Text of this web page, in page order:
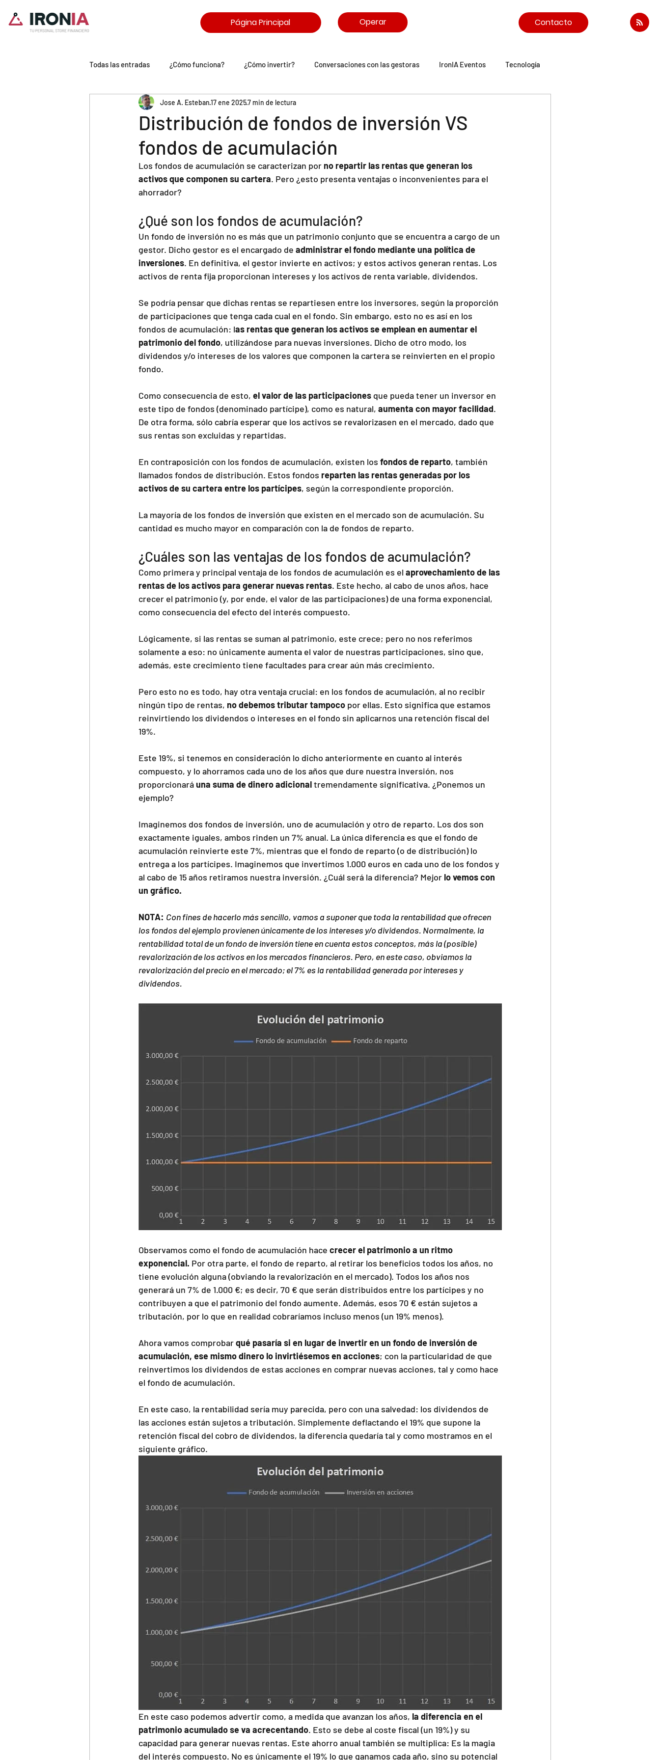
Página Principal Operar Contacto
Todas las entradas ¿Cómo funciona? ¿Cómo invertir? Conversaciones con las gestoras IronIA Eventos Tecnología
Tecnología IronIA Universo Parasitrón Comunidad IronIA
Distribución de fondos de inversión VS
fondos de acumulación
Jose A. Esteban17 ene 20257 min de lectura
Los fondos de acumulación se caracterizan por no repartir las rentas que generan los
activos que componen su cartera. Pero ¿esto presenta ventajas o inconvenientes para el
ahorrador?
¿Qué son los fondos de acumulación?
Un fondo de inversión no es más que un patrimonio conjunto que se encuentra a cargo de un
gestor. Dicho gestor es el encargado de administrar el fondo mediante una política de
inversiones. En definitiva, el gestor invierte en activos; y estos activos generan rentas. Los
activos de renta fija proporcionan intereses y los activos de renta variable, dividendos.
Se podría pensar que dichas rentas se repartiesen entre los inversores, según la proporción
de participaciones que tenga cada cual en el fondo. Sin embargo, esto no es así en los
fondos de acumulación: las rentas que generan los activos se emplean en aumentar el
patrimonio del fondo, utilizándose para nuevas inversiones. Dicho de otro modo, los
dividendos y/o intereses de los valores que componen la cartera se reinvierten en el propio
fondo.
Como consecuencia de esto, el valor de las participaciones que pueda tener un inversor en
este tipo de fondos (denominado partícipe), como es natural, aumenta con mayor facilidad.
De otra forma, sólo cabría esperar que los activos se revalorizasen en el mercado, dado que
sus rentas son excluidas y repartidas.
En contraposición con los fondos de acumulación, existen los fondos de reparto, también
llamados fondos de distribución. Estos fondos reparten las rentas generadas por los
activos de su cartera entre los partícipes, según la correspondiente proporción.
La mayoría de los fondos de inversión que existen en el mercado son de acumulación. Su
cantidad es mucho mayor en comparación con la de fondos de reparto.
¿Cuáles son las ventajas de los fondos de acumulación?
Como primera y principal ventaja de los fondos de acumulación es el aprovechamiento de las
rentas de los activos para generar nuevas rentas. Este hecho, al cabo de unos años, hace
crecer el patrimonio (y, por ende, el valor de las participaciones) de una forma exponencial,
como consecuencia del efecto del interés compuesto.
Lógicamente, si las rentas se suman al patrimonio, este crece; pero no nos referimos
solamente a eso: no únicamente aumenta el valor de nuestras participaciones, sino que,
además, este crecimiento tiene facultades para crear aún más crecimiento.
Pero esto no es todo, hay otra ventaja crucial: en los fondos de acumulación, al no recibir
ningún tipo de rentas, no debemos tributar tampoco por ellas. Esto significa que estamos
reinvirtiendo los dividendos o intereses en el fondo sin aplicarnos una retención fiscal del
19%.
Este 19%, si tenemos en consideración lo dicho anteriormente en cuanto al interés
compuesto, y lo ahorramos cada uno de los años que dure nuestra inversión, nos
proporcionará una suma de dinero adicional tremendamente significativa. ¿Ponemos un
ejemplo?
Imaginemos dos fondos de inversión, uno de acumulación y otro de reparto. Los dos son
exactamente iguales, ambos rinden un 7% anual. La única diferencia es que el fondo de
acumulación reinvierte este 7%, mientras que el fondo de reparto (o de distribución) lo
entrega a los partícipes. Imaginemos que invertimos 1.000 euros en cada uno de los fondos y
al cabo de 15 años retiramos nuestra inversión. ¿Cuál será la diferencia? Mejor lo vemos con
un gráfico.
NOTA: Con fines de hacerlo más sencillo, vamos a suponer que toda la rentabilidad que ofrecen
los fondos del ejemplo provienen únicamente de los intereses y/o dividendos. Normalmente, la
rentabilidad total de un fondo de inversión tiene en cuenta estos conceptos, más la (posible)
revalorización de los activos en los mercados financieros. Pero, en este caso, obviamos la
revalorización del precio en el mercado; el 7% es la rentabilidad generada por intereses y
dividendos.
Observamos como el fondo de acumulación hace crecer el patrimonio a un ritmo
exponencial. Por otra parte, el fondo de reparto, al retirar los beneficios todos los años, no
tiene evolución alguna (obviando la revalorización en el mercado). Todos los años nos
generará un 7% de 1.000 €; es decir, 70 € que serán distribuidos entre los partícipes y no
contribuyen a que el patrimonio del fondo aumente. Además, esos 70 € están sujetos a
tributación, por lo que en realidad cobraríamos incluso menos (un 19% menos).
Ahora vamos comprobar qué pasaría si en lugar de invertir en un fondo de inversión de
acumulación, ese mismo dinero lo invirtiésemos en acciones; con la particularidad de que
reinvertimos los dividendos de estas acciones en comprar nuevas acciones, tal y como hace
el fondo de acumulación.
En este caso, la rentabilidad sería muy parecida, pero con una salvedad: los dividendos de
las acciones están sujetos a tributación. Simplemente deflactando el 19% que supone la
retención fiscal del cobro de dividendos, la diferencia quedaría tal y como mostramos en el
siguiente gráfico.
En este caso podemos advertir como, a medida que avanzan los años, la diferencia en el
patrimonio acumulado se va acrecentando. Esto se debe al coste fiscal (un 19%) y su
capacidad para generar nuevas rentas. Este ahorro anual también se multiplica: Es la magia
del interés compuesto. No es únicamente el 19% lo que ganamos cada año, sino su potencial